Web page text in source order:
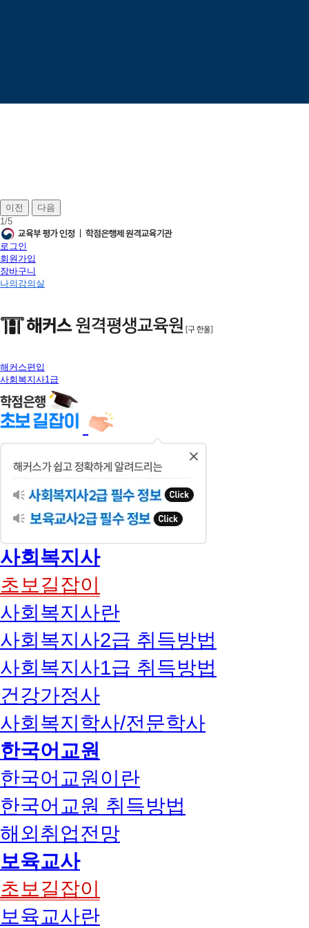
이전
다음
1/5
로그인
회원가입
장바구니
나의강의실
해커스편입
사회복지사1급
사회복지사
초보길잡이
사회복지사란
사회복지사2급 취득방법
사회복지사1급 취득방법
건강가정사
사회복지학사/전문학사
한국어교원
한국어교원이란
한국어교원 취득방법
해외취업전망
보육교사
초보길잡이
보육교사란